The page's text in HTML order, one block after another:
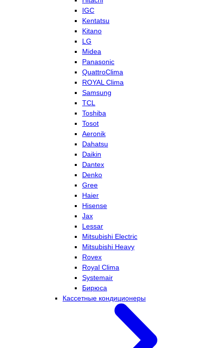
IGC
Kentatsu
Kitano
LG
Midea
Panasonic
QuattroClima
ROYAL Clima
Samsung
TCL
Toshiba
Tosot
Aeronik
Dahatsu
Daikin
Dantex
Denko
Gree
Haier
Hisense
Jax
Lessar
Mitsubishi Electric
Mitsubishi Heavy
Rovex
Royal Clima
Systemair
Бирюса
Кассетные кондиционеры